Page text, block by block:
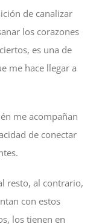
de canalizar
los corazones
es una de
me hace llegar a
me acompañan
de conectar
resto, al contrario,
con estos
los tienen en